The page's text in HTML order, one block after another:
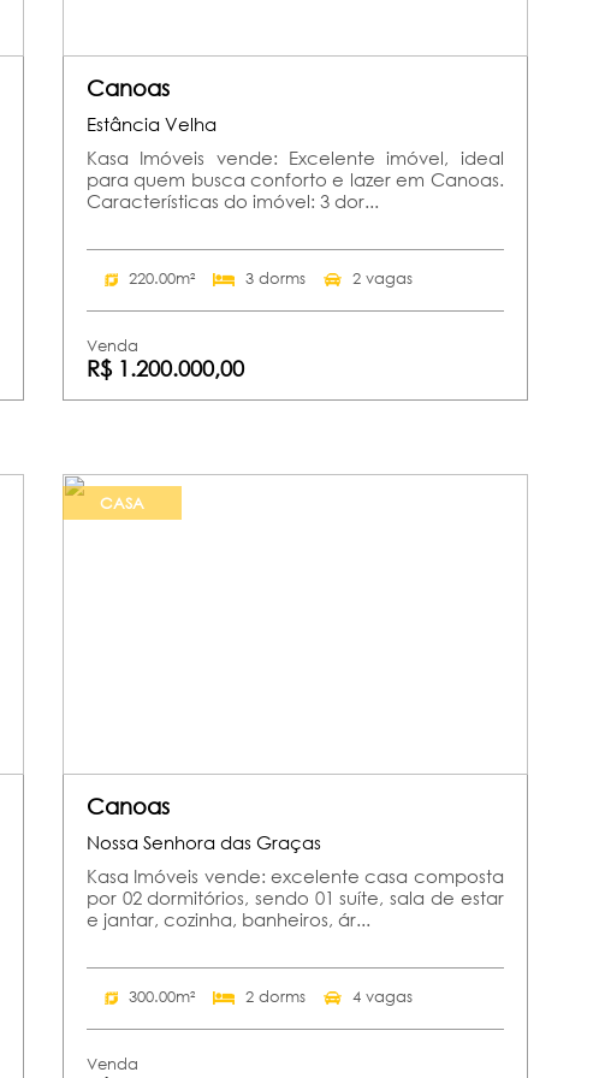
Canoas
Estância Velha
Kasa Imóveis vende: Excelente imóvel, ideal
para quem busca conforto e lazer em Canoas.
Características do imóvel: 3 dor...
220.00m² 3 dorms 2 vagas
Venda
R$ 1.200.000,00
CASA
Canoas
Nossa Senhora das Graças
Kasa Imóveis vende: excelente casa composta
por 02 dormitórios, sendo 01 suíte, sala de estar
e jantar, cozinha, banheiros, ár...
300.00m² 2 dorms 4 vagas
Venda